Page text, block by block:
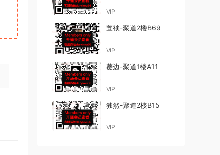
VIP
萱祯-聚道2楼B69
VIP
菱边-聚道1楼A11
VIP
独然-聚道2楼B15
VIP